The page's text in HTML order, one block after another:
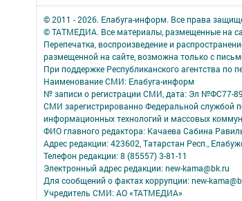
© 2011 - 2026. Елабуга-информ. Все права
© ТАТМЕДИА. Все материалы, размещенные на
Перепечатка, воспроизведение и
размещенной на сайте, возможна только с
При поддержке Республиканского агентства
Наименование СМИ: Елабуга-информ
№ записи о регистрации СМИ, дата: Эл №ФС77-
СМИ зарегистрированно Федеральной службой
информационных технологий и массовых
ФИО главного редактора: Качаева Сабина
Адрес редакции: 423602, Татарстан Респ.,
Телефон редакции: 8 (85557) 3-81-11
Электронный адрес редакции: new-kama@bk.ru
Для сообщений о фактах коррупции: new-
Учредитель СМИ: АО «ТАТМЕДИА»